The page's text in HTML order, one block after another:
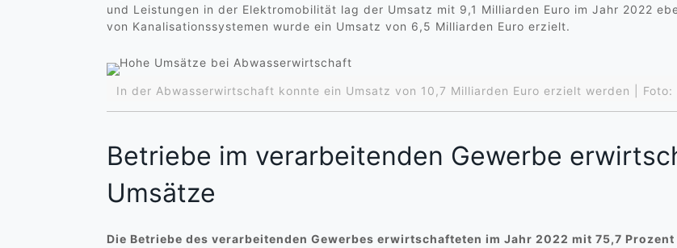
und Leistungen in der Elektromobilität lag der Umsatz mit 9,1 Milliarden Euro im Jahr 2022
von Kanalisationssystemen wurde ein Umsatz von 6,5 Milliarden Euro erzielt.
In der Abwasserwirtschaft konnte ein Umsatz von 10,7 Milliarden Euro erzielt werden |
Betriebe im verarbeitenden Gewerbe
Umsätze
Die Betriebe des verarbeitenden Gewerbes erwirtschafteten im Jahr 2022 mit 75,7